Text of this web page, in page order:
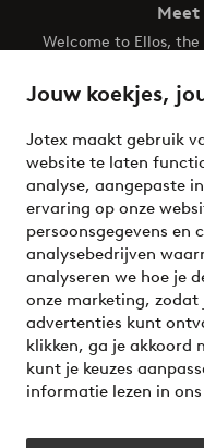
Jouw koekjes,
Jotex maakt gebruik
website te laten
analyse, aangepaste
ervaring op onze
persoonsgegevens en
analysebedrijven
analyseren we hoe je
onze marketing, zodat
advertenties kunt
klikken, ga je akkoord
kunt je keuzes
informatie lezen in ons
Welcome to Ellos,
your wardrobe.
Veilig betalen
Wil je meer